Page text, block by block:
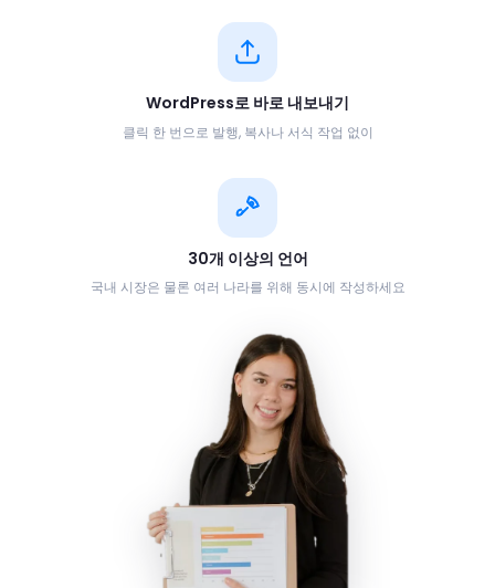
WordPress로 바로 내보내기
클릭 한 번으로 발행, 복사나 서식 작업 없이
30개 이상의 언어
국내 시장은 물론 여러 나라를 위해 동시에 작성하세요